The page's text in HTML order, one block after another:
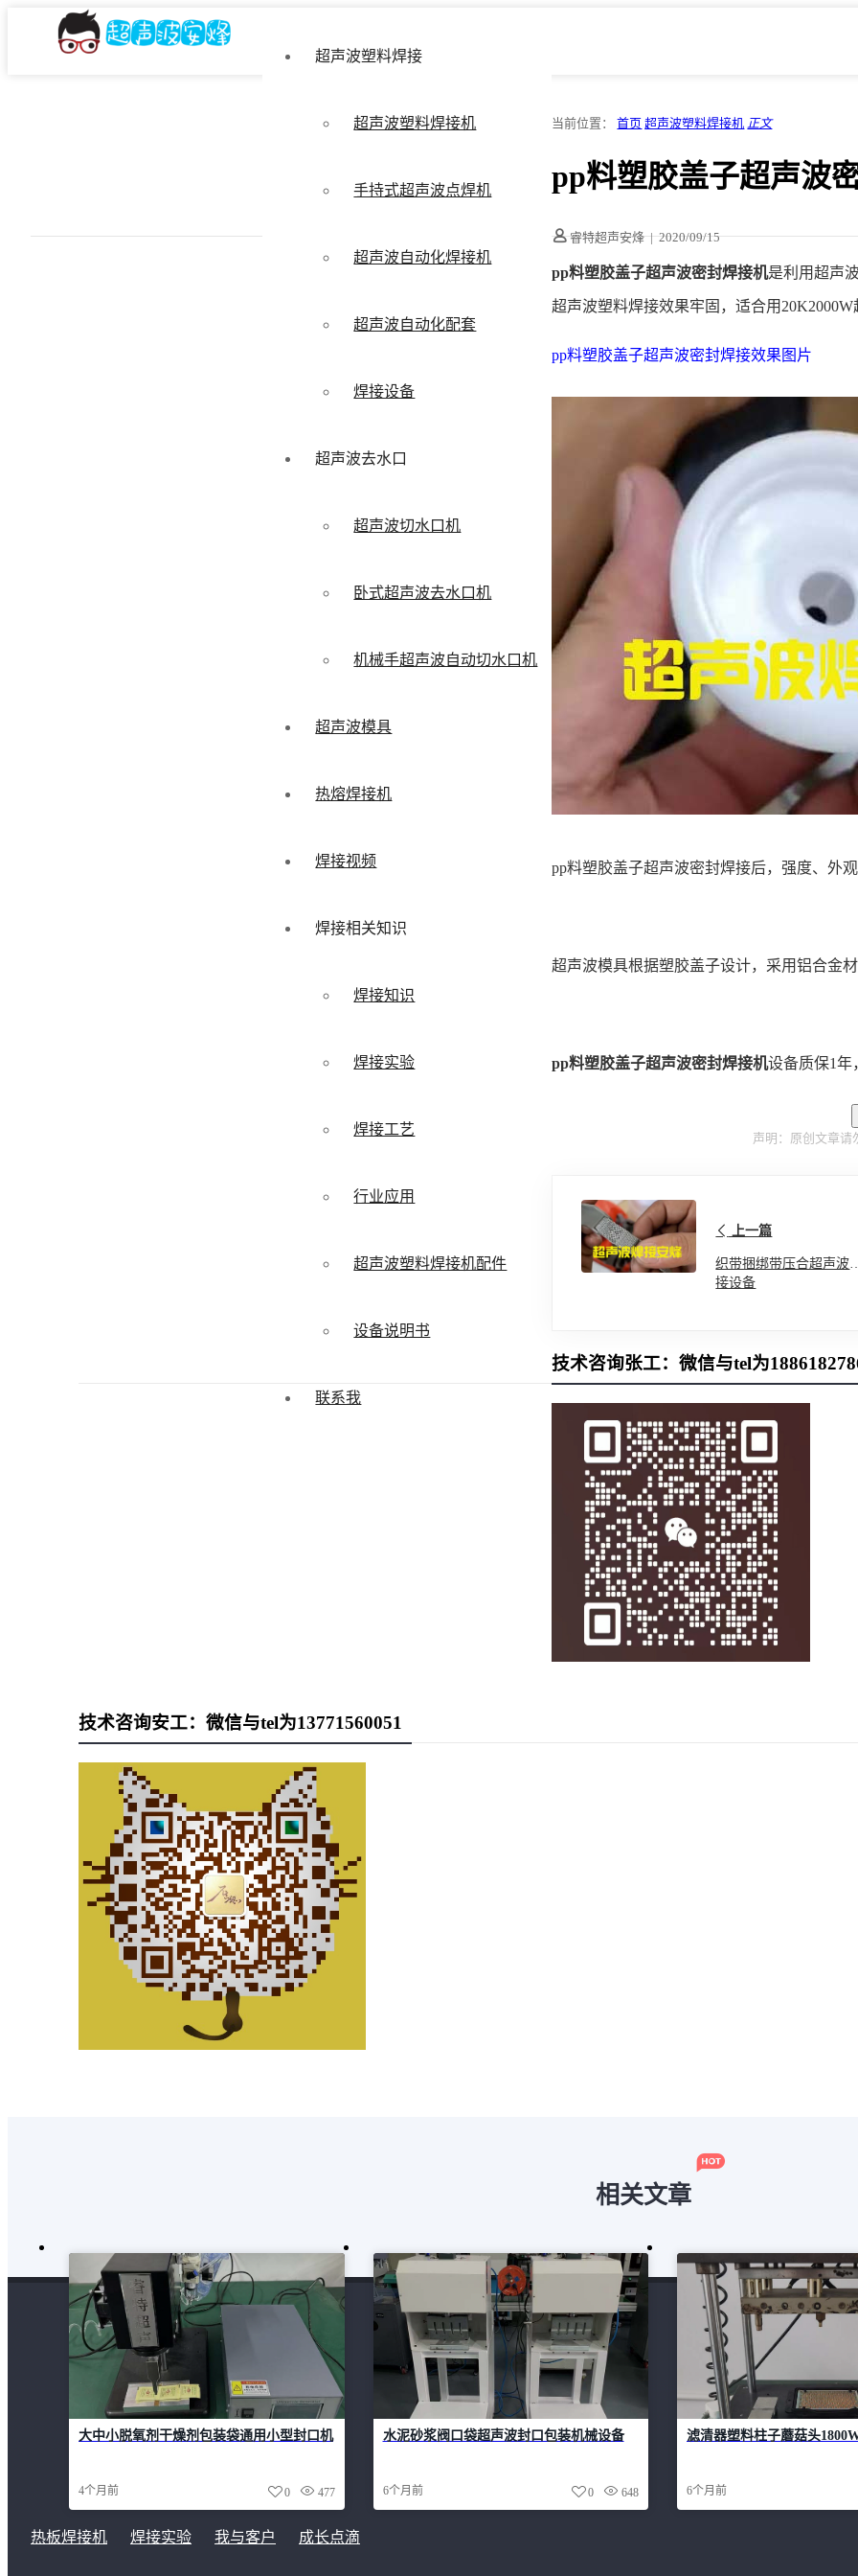
超声波塑料焊接
超声波塑料焊接机
手持式超声波点焊机
超声波自动化焊接机
超声波自动化配套
焊接设备
超声波去水口
超声波切水口机
卧式超声波去水口机
机械手超声波自动切水口机
超声波模具
热熔焊接机
焊接视频
焊接相关知识
焊接知识
焊接实验
焊接工艺
行业应用
超声波塑料焊接机配件
设备说明书
联系我
当前位置：首页 超声波塑料焊接机 正文
pp料塑胶盖子超声波
睿特超声安烽 | 2020/09/15
pp料塑胶盖子超声波密封焊接机是利用超声
超声波塑料焊接效果牢固，适合用
pp料塑胶盖子超声波密封焊接效果图片
pp料塑胶盖子超声波密封焊接后，强度、外
超声波模具根据塑胶盖子设计，采用铝合金
pp料塑胶盖子超声波密封焊接机设备质保1年
声明：原创文章请
上一篇
织带捆绑带压合超声波
接设备
技术咨询张工：微信与tel为
技术咨询安工：微信与tel为13771560051
相关文章
大中小脱氧剂干燥剂包装袋通用小型封口机
4个月前 477
0
水泥砂浆阀口袋超声波封口包装机械设备
6个月前 648
0
滤清器塑料柱子蘑菇头
6个月前
热板焊接机 焊接实验 我与客户 成长点滴